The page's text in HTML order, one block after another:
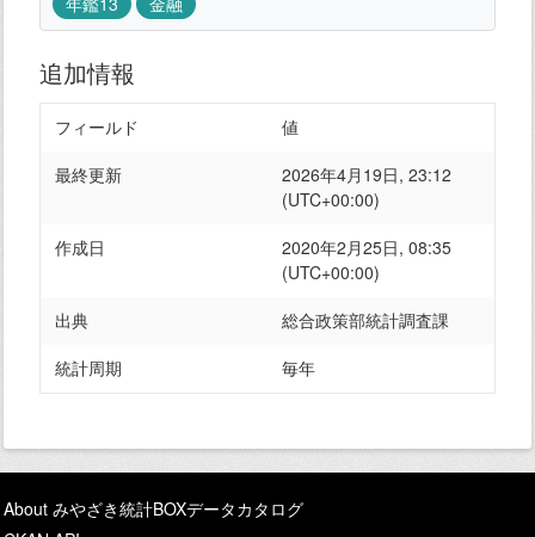
追加情報
フィールド
値
最終更新
2026年4月19日, 23:12
(UTC+00:00)
作成日
2020年2月25日, 08:35
(UTC+00:00)
出典
総合政策部統計調査課
統計周期
毎年
About みやざき統計BOXデータカタログ